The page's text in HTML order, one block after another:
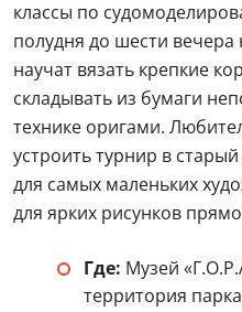
пересечении
Артиллеристов
Когда:26 июля
Цена билетов:
День ВМФ в
формы